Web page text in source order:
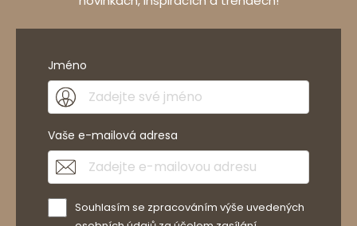
Jméno
Vaše e-mailová adresa
Souhlasím se zpracováním výše uvedených